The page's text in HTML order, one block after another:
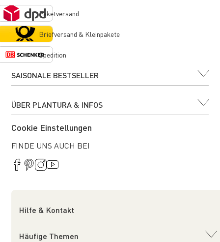
SAISONALE BESTSELLER
ÜBER PLANTURA & INFOS
Cookie Einstellungen
FINDE UNS AUCH BEI
Paketversand
Briefversand & Kleinpakete
Spedition
Hilfe & Kontakt
Häufige Themen